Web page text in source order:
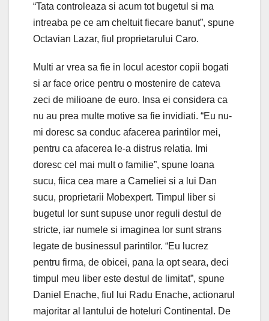
“Tata controleaza si acum tot bugetul si ma
intreaba pe ce am cheltuit fiecare banut”, spune
Octavian Lazar, fiul proprietarului Caro.
Multi ar vrea sa fie in locul acestor copii bogati
si ar face orice pentru o mostenire de cateva
zeci de milioane de euro. Insa ei considera ca
nu au prea multe motive sa fie invidiati. “Eu nu-
mi doresc sa conduc afacerea parintilor mei,
pentru ca afacerea le-a distrus relatia. Imi
doresc cel mai mult o familie”, spune Ioana
sucu, fiica cea mare a Cameliei si a lui Dan
sucu, proprietarii Mobexpert. Timpul liber si
bugetul lor sunt supuse unor reguli destul de
stricte, iar numele si imaginea lor sunt strans
legate de businessul parintilor. “Eu lucrez
pentru firma, de obicei, pana la opt seara, deci
timpul meu liber este destul de limitat”, spune
Daniel Enache, fiul lui Radu Enache, actionarul
majoritar al lantului de hoteluri Continental. De